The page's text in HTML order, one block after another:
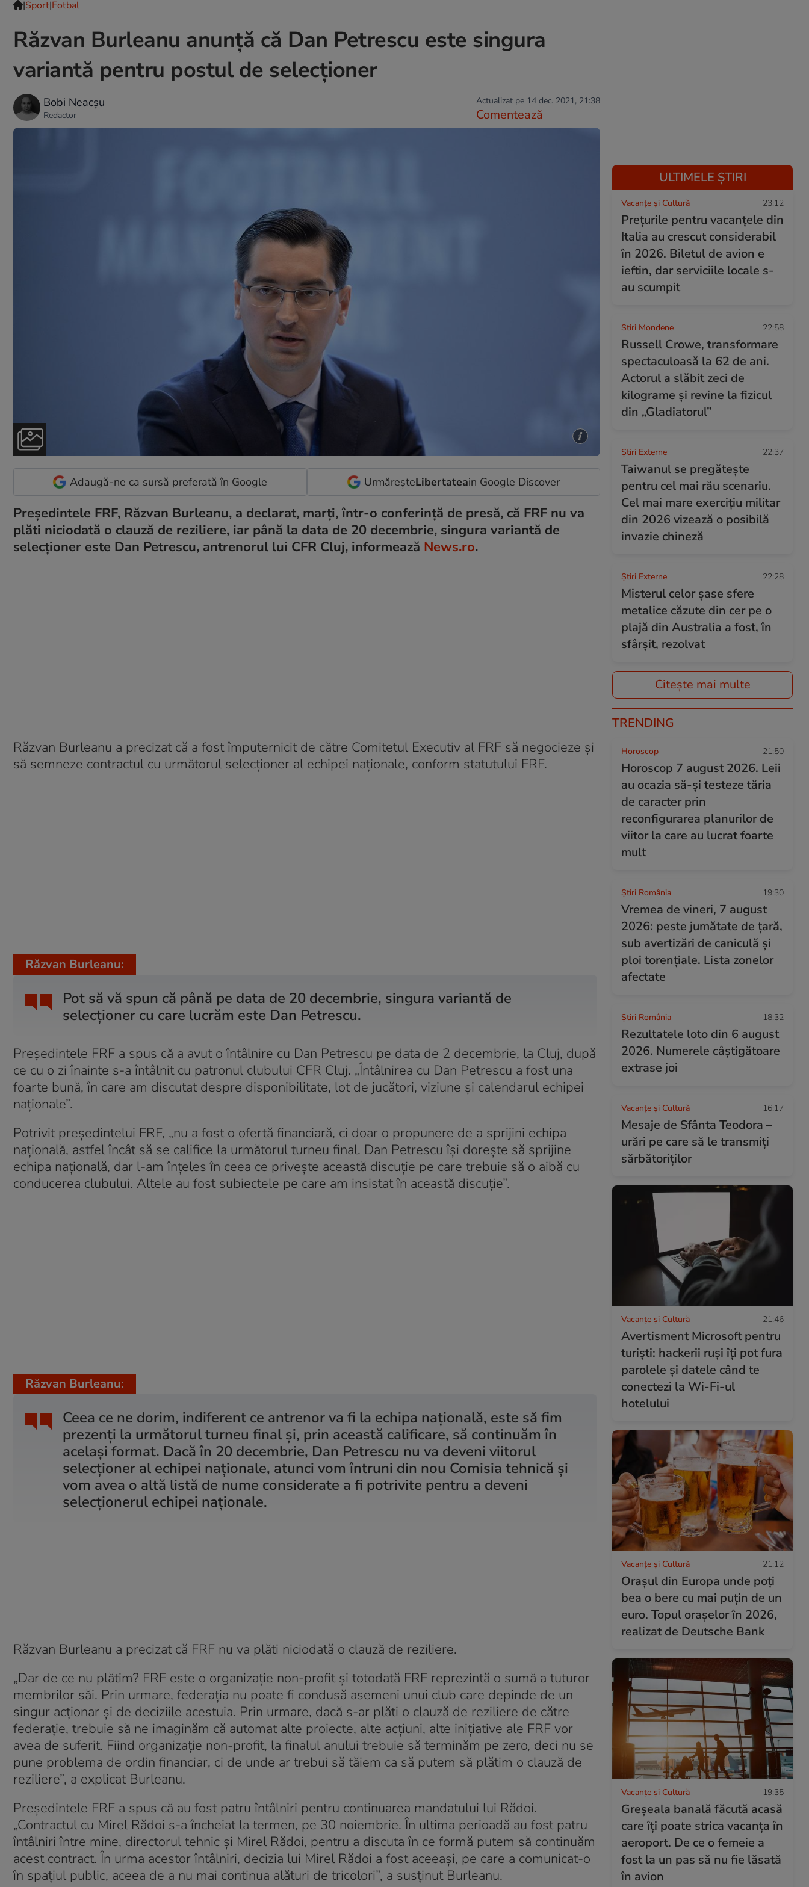
|Sport|Fotbal
Răzvan Burleanu anunţă că Dan Petrescu este singura
variantă pentru postul de selecționer
Bobi Neacșu
Redactor
Actualizat pe 14 dec. 2021, 21:38
Comentează
Adaugă-ne ca sursă preferată în Google UrmăreșteLibertateain Google Discover
Preşedintele FRF, Răzvan Burleanu, a declarat, marţi, într-o conferinţă de presă, că FRF nu va
plăti niciodată o clauză de reziliere, iar până la data de 20 decembrie, singura variantă de
selecţioner este Dan Petrescu, antrenorul lui CFR Cluj, informează News.ro.
Răzvan Burleanu a precizat că a fost împuternicit de către Comitetul Executiv al FRF să negocieze şi
să semneze contractul cu următorul selecţioner al echipei naţionale, conform statutului FRF.
Pot să vă spun că până pe data de 20 decembrie, singura variantă de
selecţioner cu care lucrăm este Dan Petrescu.
Răzvan Burleanu:
Preşedintele FRF a spus că a avut o întâlnire cu Dan Petrescu pe data de 2 decembrie, la Cluj, după
ce cu o zi înainte s-a întâlnit cu patronul clubului CFR Cluj. „Întâlnirea cu Dan Petrescu a fost una
foarte bună, în care am discutat despre disponibilitate, lot de jucători, viziune şi calendarul echipei
naţionale”.
Potrivit preşedintelui FRF, „nu a fost o ofertă financiară, ci doar o propunere de a sprijini echipa
naţională, astfel încât să se califice la următorul turneu final. Dan Petrescu îşi doreşte să sprijine
echipa naţională, dar l-am înţeles în ceea ce priveşte această discuţie pe care trebuie să o aibă cu
conducerea clubului. Altele au fost subiectele pe care am insistat în această discuţie”.
Ceea ce ne dorim, indiferent ce antrenor va fi la echipa naţională, este să fim
prezenţi la următorul turneu final şi, prin această calificare, să continuăm în
acelaşi format. Dacă în 20 decembrie, Dan Petrescu nu va deveni viitorul
selecţioner al echipei naţionale, atunci vom întruni din nou Comisia tehnică şi
vom avea o altă listă de nume considerate a fi potrivite pentru a deveni
selecţionerul echipei naţionale.
Răzvan Burleanu:
Răzvan Burleanu a precizat că FRF nu va plăti niciodată o clauză de reziliere.
„Dar de ce nu plătim? FRF este o organizaţie non-profit şi totodată FRF reprezintă o sumă a tuturor
membrilor săi. Prin urmare, federaţia nu poate fi condusă asemeni unui club care depinde de un
singur acţionar şi de deciziile acestuia. Prin urmare, dacă s-ar plăti o clauză de reziliere de către
federaţie, trebuie să ne imaginăm că automat alte proiecte, alte acţiuni, alte iniţiative ale FRF vor
avea de suferit. Fiind organizaţie non-profit, la finalul anului trebuie să terminăm pe zero, deci nu se
pune problema de ordin financiar, ci de unde ar trebui să tăiem ca să putem să plătim o clauză de
reziliere”, a explicat Burleanu.
Preşedintele FRF a spus că au fost patru întâlniri pentru continuarea mandatului lui Rădoi.
„Contractul cu Mirel Rădoi s-a încheiat la termen, pe 30 noiembrie. În ultima perioadă au fost patru
întâlniri între mine, directorul tehnic şi Mirel Rădoi, pentru a discuta în ce formă putem să continuăm
acest contract. În urma acestor întâlniri, decizia lui Mirel Rădoi a fost aceeaşi, pe care a comunicat-o
în spaţiul public, aceea de a nu mai continua alături de tricolori”, a susţinut Burleanu.
ULTIMELE ȘTIRI
Vacanțe și Cultură 23:12
Prețurile pentru vacanțele din
Italia au crescut considerabil
în 2026. Biletul de avion e
ieftin, dar serviciile locale s-
au scumpit
Stiri Mondene 22:58
Russell Crowe, transformare
spectaculoasă la 62 de ani.
Actorul a slăbit zeci de
kilograme și revine la fizicul
din „Gladiatorul”
Știri Externe 22:37
Taiwanul se pregătește
pentru cel mai rău scenariu.
Cel mai mare exercițiu militar
din 2026 vizează o posibilă
invazie chineză
Știri Externe 22:28
Misterul celor șase sfere
metalice căzute din cer pe o
plajă din Australia a fost, în
sfârșit, rezolvat
Citește mai multe
TRENDING
Horoscop 21:50
Horoscop 7 august 2026. Leii
au ocazia să-și testeze tăria
de caracter prin
reconfigurarea planurilor de
viitor la care au lucrat foarte
mult
Știri România 19:30
Vremea de vineri, 7 august
2026: peste jumătate de țară,
sub avertizări de caniculă și
ploi torențiale. Lista zonelor
afectate
Știri România 18:32
Rezultatele loto din 6 august
2026. Numerele câștigătoare
extrase joi
Vacanțe și Cultură 16:17
Mesaje de Sfânta Teodora –
urări pe care să le transmiți
sărbătoriților
Vacanțe și Cultură 21:46
Avertisment Microsoft pentru
turiști: hackerii ruși îți pot fura
parolele și datele când te
conectezi la Wi-Fi-ul
hotelului
Vacanțe și Cultură 21:12
Orașul din Europa unde poți
bea o bere cu mai puțin de un
euro. Topul orașelor în 2026,
realizat de Deutsche Bank
Vacanțe și Cultură 19:35
Greșeala banală făcută acasă
care îți poate strica vacanța în
aeroport. De ce o femeie a
fost la un pas să nu fie lăsată
în avion